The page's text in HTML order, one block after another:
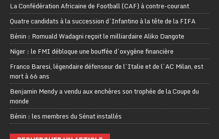
La Confédération Africaine de Football (CAF) à contre-courant
Quatre candidats à la succession d’Infantino à la tête de la FIFA
Bénin : Romuald Wadagni reçoit le milliardaire Aliko Dangote
Niger : le FMI débloque une bouffée d’oxygène financière
Franco Baresi, légendaire défenseur de l’Italie et de l’AC Milan, est
mort à 66 ans
Benjamin Mendy a vendu aux enchères son trophée de la Coupe du
monde
Bénin : les membres du Sénat installés